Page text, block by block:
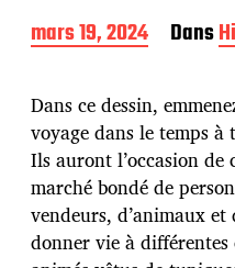
D
a
e
d
e
p
u
b
l
i
mars 19, 2024 Dans
Dans ce dessin,
voyage dans le temps à
Ils auront l’occasion de
marché bondé de
vendeurs, d’animaux
donner vie à différentes